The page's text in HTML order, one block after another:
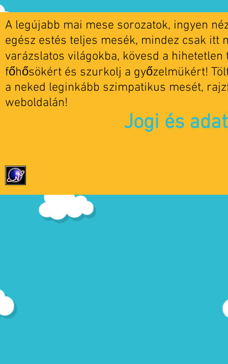
A legújabb mai mese sorozatok, ingyen
egész estés teljes mesék, mindez csak itt
varázslatos világokba, kövesd a
főhősökért és szurkolj a győzelmükért!
a neked leginkább szimpatikus mesét,
weboldalán!
Jogi és